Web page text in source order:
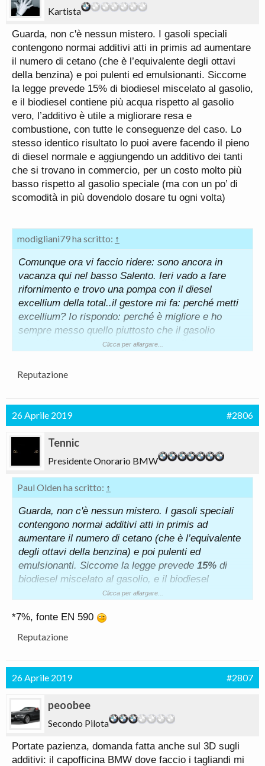
Kartista
Guarda, non c'è nessun mistero. I gasoli speciali
contengono normai additivi atti in primis ad aumentare
il numero di cetano (che è l’equivalente degli ottavi
della benzina) e poi pulenti ed emulsionanti. Siccome
la legge prevede 15% di biodiesel miscelato al gasolio,
e il biodiesel contiene più acqua rispetto al gasolio
vero, l’additivo è utile a migliorare resa e
combustione, con tutte le conseguenze del caso. Lo
stesso identico risultato lo puoi avere facendo il pieno
di diesel normale e aggiungendo un additivo dei tanti
che si trovano in commercio, per un costo molto più
basso rispetto al gasolio speciale (ma con un po’ di
scomodità in più dovendolo dosare tu ogni volta)
modigliani79 ha scritto: ↑
Comunque ora vi faccio ridere: sono ancora in
vacanza qui nel basso Salento. Ieri vado a fare
rifornimento e trovo una pompa con il diesel
excellium della total..il gestore mi fa: perché metti
excellium? Io rispondo: perché è migliore e ho
sempre messo quello piuttosto che il gasolio
normale ..lui mi risponde: “siete tutti fissati e non
serve mettere gasolio excellium o Diesel + Eni
contro i miei interessi..”. Naturalmente non mi
andava di entrare in polemica con uno che nn
sapeva neanche di cosa stava parlando..però vi
rendete conto?? Questo è il proprietario...poi ha
continuato prendendomi per scemo perché ha detto
che al massimo lui mette quel tipo di gasolio ogni
3/4 pieni...
Clicca per allargare...
Reputazione
26 Aprile 2019 #2806
Tennic
Presidente Onorario BMW
Paul Olden ha scritto: ↑
Guarda, non c'è nessun mistero. I gasoli speciali
contengono normai additivi atti in primis ad
aumentare il numero di cetano (che è l’equivalente
degli ottavi della benzina) e poi pulenti ed
emulsionanti. Siccome la legge prevede 15% di
biodiesel miscelato al gasolio, e il biodiesel
contiene più acqua rispetto al gasolio vero,
con tutte le conseguenze del caso. Lo stesso
identico risultato lo puoi avere facendo il pieno di
più basso rispetto al gasolio speciale (ma con un
po’ di scomodità in più dovendolo dosare tu ogni
Clicca per allargare...
*7%, fonte EN 590
Reputazione
26 Aprile 2019 #2807
peoobee
Secondo Pilota
Portate pazienza, domanda fatta anche sul 3D sugli
additivi: il capofficina BMW dove faccio i tagliandi mi